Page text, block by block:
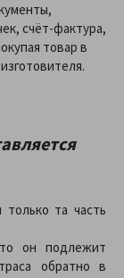
счёт-фактура,
товар в
та часть
он подлежит
обратно в